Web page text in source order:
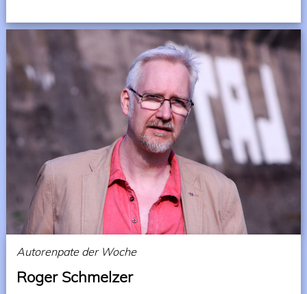
Autorenpate der Woche
Roger Schmelzer